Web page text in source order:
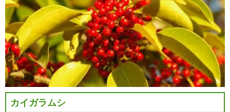
カイガラムシ